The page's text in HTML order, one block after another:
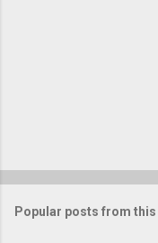
Popular posts from